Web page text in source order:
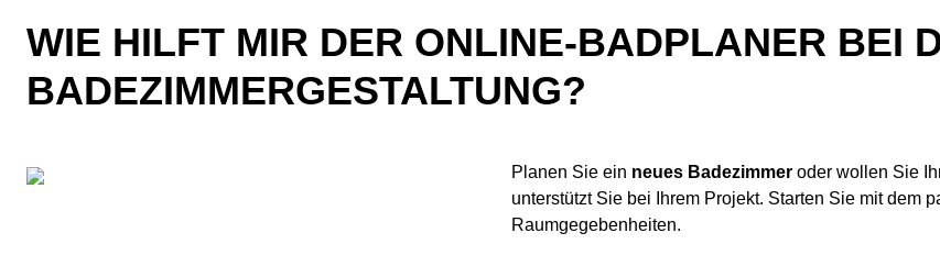
WIE HILFT MIR DER ONLINE-BADPLANER BEI
BADEZIMMERGESTALTUNG?
Planen Sie ein neues Badezimmer oder wollen Sie
unterstützt Sie bei Ihrem Projekt. Starten Sie mit dem
Raumgegebenheiten.